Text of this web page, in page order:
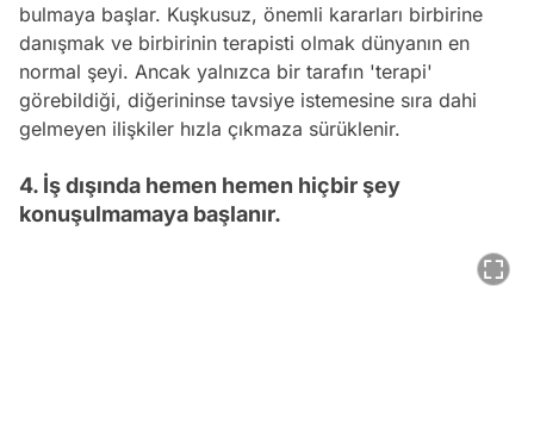
bulmaya başlar. Kuşkusuz, önemli kararları birbirine
danışmak ve birbirinin terapisti olmak dünyanın en
normal şeyi. Ancak yalnızca bir tarafın 'terapi'
görebildiği, diğerininse tavsiye istemesine sıra dahi
gelmeyen ilişkiler hızla çıkmaza sürüklenir.
4. İş dışında hemen hemen hiçbir şey
konuşulmamaya başlanır.